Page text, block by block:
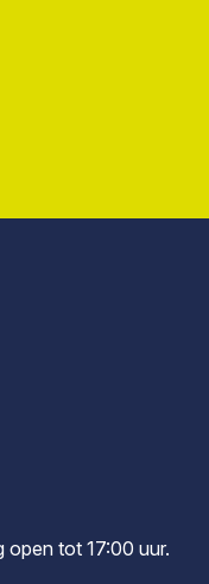
open tot 17:00 uur.